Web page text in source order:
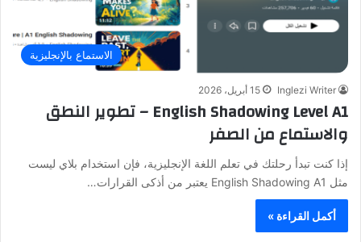
الاستماع بالإنجليزية
Inglezi Writer 15 أبريل، 2026
English Shadowing Level A1 – تطوير النطق
والاستماع من الصفر
إذا كنت تبدأ رحلتك في تعلم اللغة الإنجليزية، فإن استخدام بلاي ليست
مثل English Shadowing A1 يعتبر من أذكى القرارات…
أكمل القراءة »